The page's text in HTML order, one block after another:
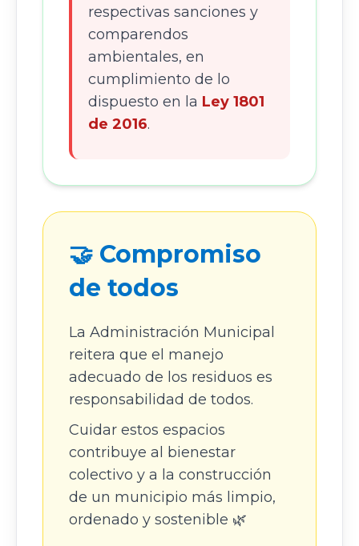
respectivas sanciones y
comparendos
ambientales, en
cumplimiento de lo
dispuesto en la Ley 1801
de 2016.
🤝 Compromiso
de todos
La Administración Municipal
reitera que el manejo
adecuado de los residuos es
responsabilidad de todos.
Cuidar estos espacios
contribuye al bienestar
colectivo y a la construcción
de un municipio más limpio,
ordenado y sostenible 🌿